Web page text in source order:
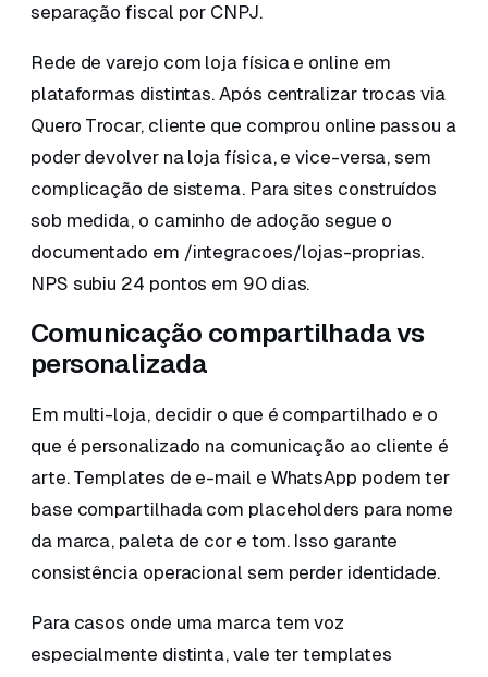
separação fiscal por CNPJ.
Rede de varejo com loja física e online em
plataformas distintas. Após centralizar trocas via
Quero Trocar, cliente que comprou online passou a
poder devolver na loja física, e vice-versa, sem
complicação de sistema. Para sites construídos
sob medida, o caminho de adoção segue o
documentado em /integracoes/lojas-proprias.
NPS subiu 24 pontos em 90 dias.
Comunicação compartilhada vs
personalizada
Em multi-loja, decidir o que é compartilhado e o
que é personalizado na comunicação ao cliente é
arte. Templates de e-mail e WhatsApp podem ter
base compartilhada com placeholders para nome
da marca, paleta de cor e tom. Isso garante
consistência operacional sem perder identidade.
Para casos onde uma marca tem voz
especialmente distinta, vale ter templates